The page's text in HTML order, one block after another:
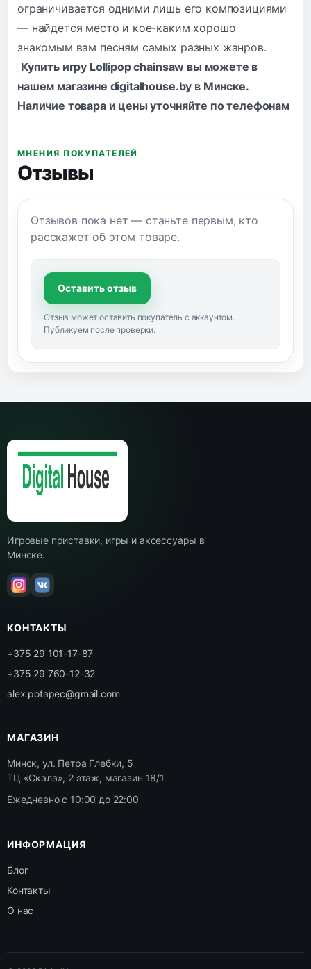
ограничивается одними лишь его композициями
— найдется место и кое-каким хорошо
знакомым вам песням самых разных жанров.
Купить игру Lollipop chainsaw вы можете в
нашем магазине digitalhouse.by в Минске.
Наличие товара и цены уточняйте потелефонам
МНЕНИЯ ПОКУПАТЕЛЕЙ
Отзывы
Отзывов пока нет — станьте первым, кто
расскажет об этом товаре.
Оставить отзыв
Отзыв может оставить покупатель с аккаунтом.
Публикуем после проверки.
Игровые приставки, игры и аксессуары в
Минске.
КОНТАКТЫ
+375 29 101-17-87
+375 29 760-12-32
alex.potapec@gmail.com
МАГАЗИН
Минск, ул. Петра Глебки, 5
ТЦ «Скала», 2 этаж, магазин 18/1
Ежедневно с 10:00 до 22:00
ИНФОРМАЦИЯ
Блог
Контакты
О нас